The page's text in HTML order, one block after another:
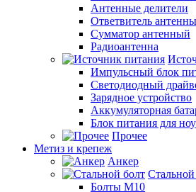
Антенные делители
Ответвитель
Сумматор антенный
Радиоантенна
Импульсный блок
Светодиодный
Зарядное устройство
Аккумуляторная
Блок питания для
Прочее
Метиз и крепеж
Анкер
Стальной
Болты М10